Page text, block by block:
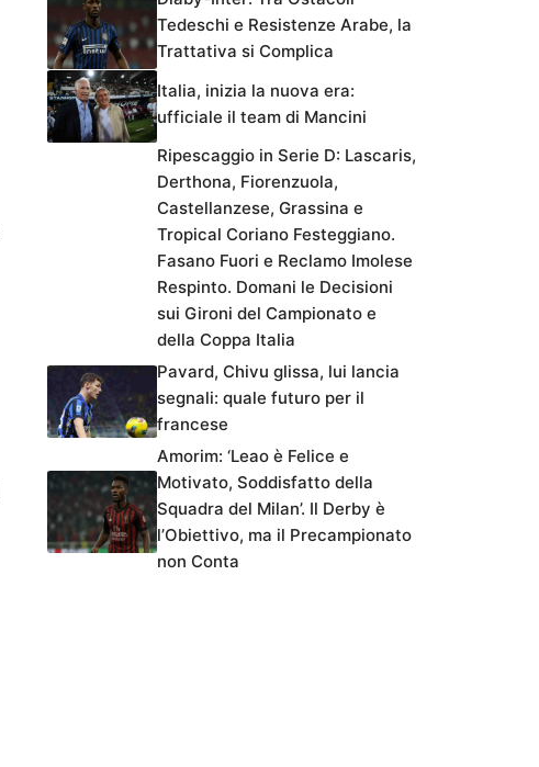
Tedeschi e Resistenze Arabe, la
Trattativa si Complica
Italia, inizia la nuova era:
ufficiale il team di Mancini
Ripescaggio in Serie D: Lascaris,
Derthona, Fiorenzuola,
Castellanzese, Grassina e
Tropical Coriano Festeggiano.
Fasano Fuori e Reclamo Imolese
Respinto. Domani le Decisioni
sui Gironi del Campionato e
della Coppa Italia
Pavard, Chivu glissa, lui lancia
segnali: quale futuro per il
francese
Amorim: ‘Leao è Felice e
Motivato, Soddisfatto della
Squadra del Milan’. Il Derby è
l’Obiettivo, ma il Precampionato
non Conta